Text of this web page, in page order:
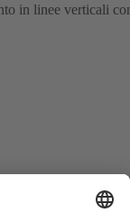
in linee verticali